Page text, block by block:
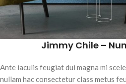
Jimmy Chile –
Ante iaculis feugiat dui magna mi
nullam hac consectetur class metus